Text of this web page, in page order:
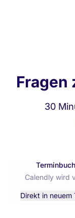
Fragen
30
Calendly wird
Direkt in